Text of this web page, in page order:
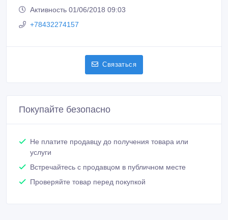
Активность 01/06/2018 09:03
+78432274157
Связаться
Покупайте безопасно
Не платите продавцу до получения товара или
услуги
Встречайтесь с продавцом в публичном месте
Проверяйте товар перед покупкой